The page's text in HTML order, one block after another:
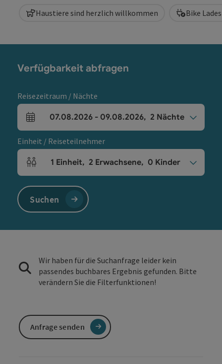
Haustiere sind herzlich willkommen Bike
Verfügbarkeit abfragen
Reisezeitraum / Nächte
An- und Abreisefelder
07.08.2026 - 09.08.2026, 2 Nächte
Einheit / Reiseteilnehmer
Einheitenanzahl und Personenfelder
1 Einheit, 2 Erwachsene, 0 Kinder
Suchen
Wir haben für die Suchanfrage leider kein
passendes buchbares Ergebnis gefunden. Bitte
verändern Sie die Filterfunktionen!
Anfrage senden